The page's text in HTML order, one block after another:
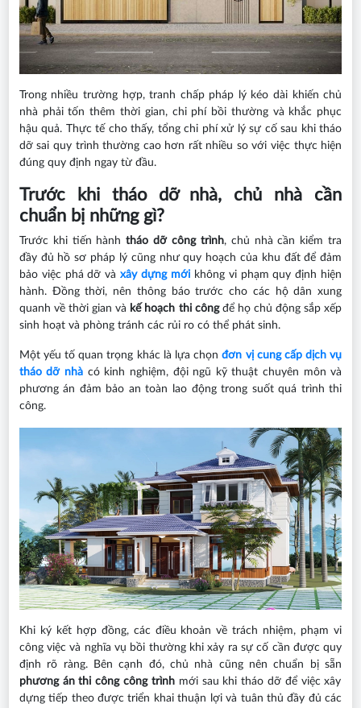
Trong nhiều trường hợp, tranh chấp pháp lý kéo dài khiến chủ
nhà phải tốn thêm thời gian, chi phí bồi thường và khắc phục
hậu quả. Thực tế cho thấy, tổng chi phí xử lý sự cố sau khi tháo
dỡ sai quy trình thường cao hơn rất nhiều so với việc thực hiện
đúng quy định ngay từ đầu.
Trước khi tháo dỡ nhà, chủ nhà cần
chuẩn bị những gì?
Trước khi tiến hànhtháo dỡ công trình, chủ nhà cần kiểm tra
đầy đủ hồ sơ pháp lý cũng như quy hoạch của khu đất để đảm
bảo việc phá dỡ vàxây dựng mớikhông vi phạm quy định hiện
hành. Đồng thời, nên thông báo trước cho các hộ dân xung
quanh về thời gian và kế hoạch thi côngđể họ chủ động sắp xếp
sinh hoạt và phòng tránh các rủi ro có thể phát sinh.
Một yếu tố quan trọng khác là lựa chọnđơn vị cung cấp dịch vụ
tháo dỡ nhà có kinh nghiệm, đội ngũ kỹ thuật chuyên môn và
phương án đảm bảo an toàn lao động trong suốt quá trình thi
công.
Khi ký kết hợp đồng, các điều khoản về trách nhiệm, phạm vi
công việc và nghĩa vụ bồi thường khi xảy ra sự cố cần được quy
định rõ ràng. Bên cạnh đó, chủ nhà cũng nên chuẩn bị sẵn
phương án thi công công trìnhmới sau khi tháo dỡ để việc xây
dựng tiếp theo được triển khai thuận lợi và tuân thủ đầy đủ các